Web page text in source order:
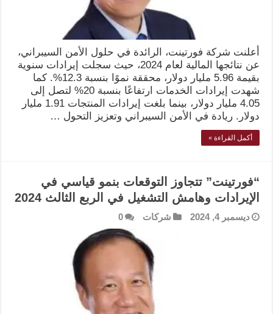
أعلنت شركة فورتينت، الرائدة في حلول الأمن السيبراني،
عن نتائجها المالية لعام 2024، حيث سجلت إيرادات سنوية
بقيمة 5.96 مليار دولار، محققة نموًا بنسبة 12.3%. كما
شهدت إيرادات الخدمات ارتفاعًا بنسبة 20% لتصل إلى
4.05 مليار دولار، بينما بلغت إيرادات المنتجات 1.91 مليار
دولار. ريادة في الأمن السيبراني وتعزيز التحول …
أكمل القراءة »
“فورتينت” تتجاوز التوقعات بنمو قياسي في
الإيرادات وهامش التشغيل في الربع الثالث 2024
ديسمبر 4, 2024 شركات 0